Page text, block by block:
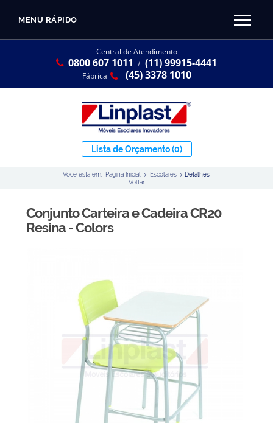
MENU RÁPIDO
Central de Atendimento
0800 607 1011 / (11) 99915-4441
Fábrica (45) 3378 1010
Lista de Orçamento(0)
Você está em: Página Inicial > Escolares >Detalhes
Voltar
Conjunto Carteira e Cadeira CR20
Resina - Colors
Linha Resina Plástica
Ambiente Maker
Linha Wood Prime
CATÁLOGO LINPLAST 2025
SOBRE A EMPRESA